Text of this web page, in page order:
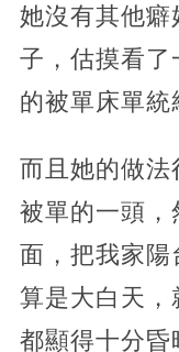
她沒有其他癖
子，估摸看了
的被單床單統
而且她的做法
被單的一頭，
面，把我家
算是大白天，
都顯得十分昏